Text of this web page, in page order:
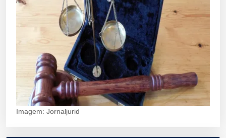
Imagem: Jornaljurid